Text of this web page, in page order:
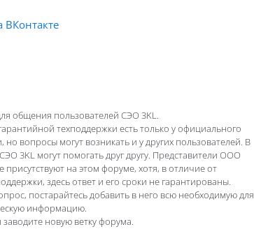
ВКонтакте
общения пользователей СЭО 3KL.
техподдержки есть только у официального
но вопросы могут возникать и у других пользователей. В
3KL могут помогать друг другу. Представители ООО
на этом форуме, хотя, в отличие от
здесь ответ и его сроки не гарантированы.
постарайтесь добавить в него всю необходимую для
информацию.
новую ветку форума.